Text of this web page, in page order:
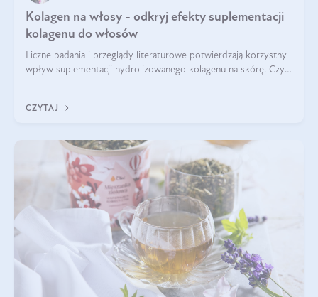
Kolagen na włosy - odkryj efekty suplementacji
kolagenu do włosów
Liczne badania i przeglądy literaturowe potwierdzają korzystny
wpływ suplementacji hydrolizowanego kolagenu na skórę. Czy
CZYTAJ